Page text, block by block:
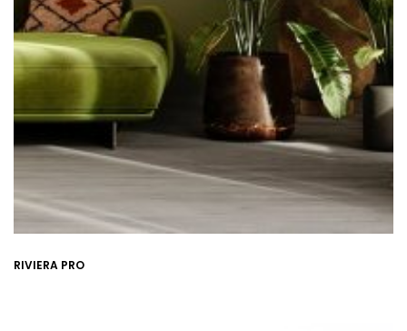
RIVIERA PRO